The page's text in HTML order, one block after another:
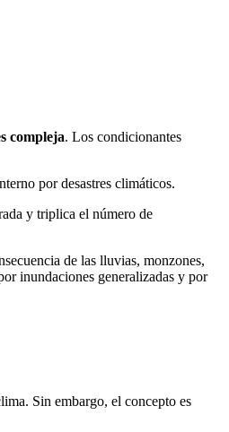
compleja. Los condicionantes
por desastres climáticos.
y triplica el número de
de las lluvias, monzones,
inundaciones generalizadas y por
Sin embargo, el concepto es